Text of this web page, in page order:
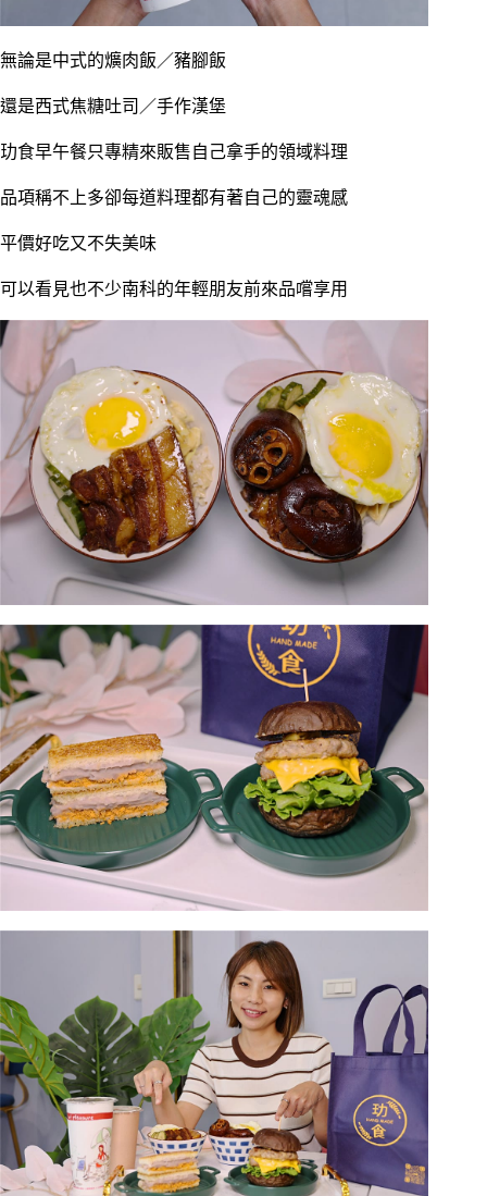
無論是中式的爌肉飯／豬腳飯
還是西式焦糖吐司／手作漢堡
玏食早午餐只專精來販售自己拿手的領域料理
品項稱不上多卻每道料理都有著自己的靈魂感
平價好吃又不失美味
可以看見也不少南科的年輕朋友前來品嚐享用